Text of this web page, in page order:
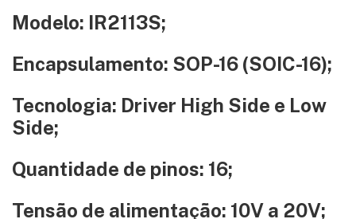
Modelo: IR2113S;
Encapsulamento: SOP-16 (SOIC-16);
Tecnologia: Driver High Side e Low
Side;
Quantidade de pinos: 16;
Tensão de alimentação: 10V a 20V;